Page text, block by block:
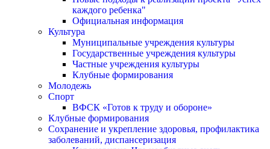
каждого ребенка"
Официальная информация
Культура
Муниципальные учреждения культуры
Государственные учреждения культуры
Частные учреждения культуры
Клубные формирования
Молодежь
Спорт
ВФСК «Готов к труду и обороне»
Клубные формирования
Сохранение и укрепление здоровья, профилактика
заболеваний, диспансеризация